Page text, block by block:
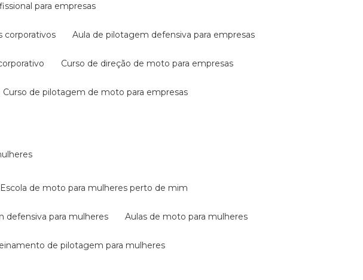
para empresas
corporativos aula de pilotagem defensiva para empresas
curso de direção de moto para empresas
curso de pilotagem de moto para empresas
escola de moto para mulheres perto de mim
defensiva para mulheres aulas de moto para mulheres
de pilotagem para mulheres